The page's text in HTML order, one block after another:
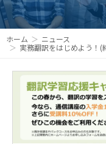
ホーム
ニュース
実務翻訳をはじめよう！(